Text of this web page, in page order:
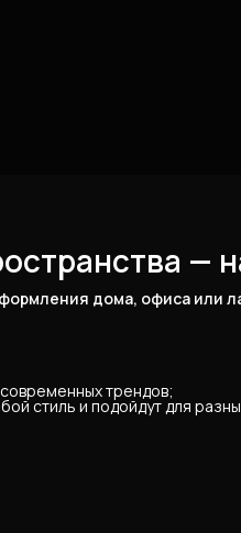
—
дома, офиса
трендов;
стиль и подойдут для